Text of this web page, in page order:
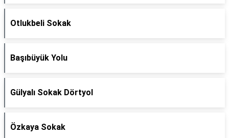
Otlukbeli Sokak
Başıbüyük Yolu
Gülyalı Sokak Dörtyol
Özkaya Sokak